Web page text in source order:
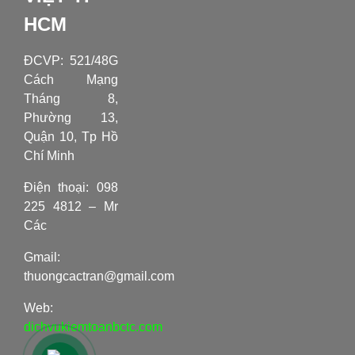
HCM
ĐCVP: 521/48G
Cách Mạng
Tháng 8,
Phường 13,
Quận 10, Tp Hồ
Chí Minh
Điện thoại: 098
225 4812 – Mr
Các
Gmail:
thuongcactran@gmail.com
Web:
dichvukiemtoanbctc.com